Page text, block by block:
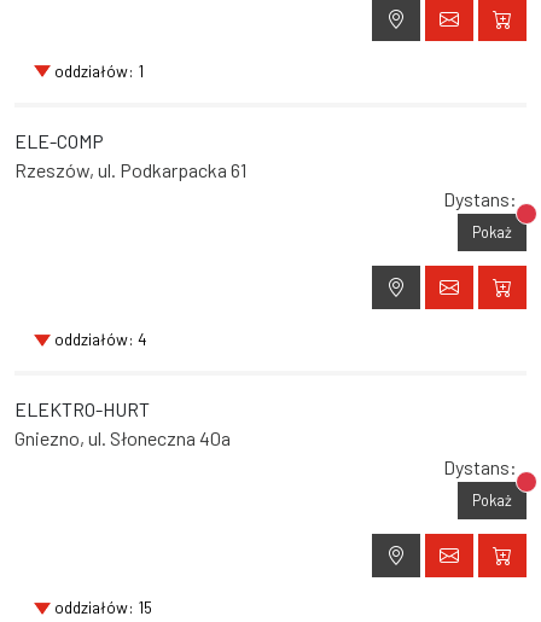
oddziałów: 1
ELE-COMP
Rzeszów, ul. Podkarpacka 61
Dystans:
Pokaż
oddziałów: 4
ELEKTRO-HURT
Gniezno, ul. Słoneczna 40a
Dystans:
Pokaż
oddziałów: 15